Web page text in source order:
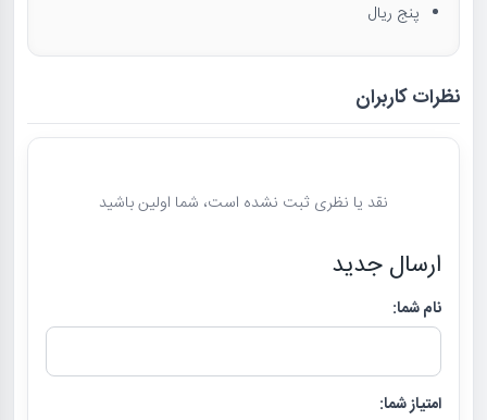
پنج ریال
نظرات کاربران
نقد یا نظری ثبت نشده است، شما اولین باشید
ارسال جدید
نام شما:
امتیاز شما: